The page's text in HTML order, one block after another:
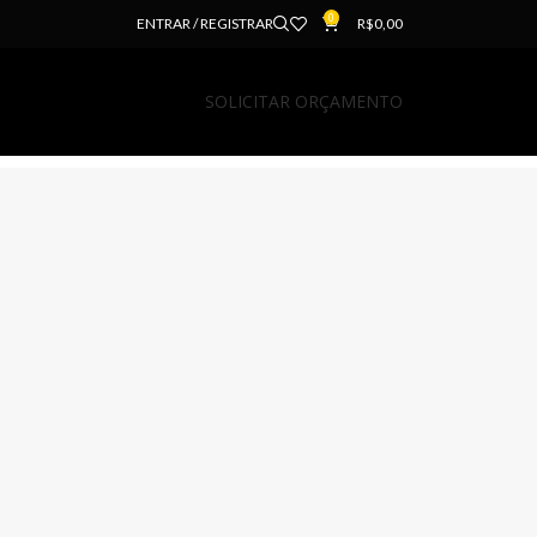
ENTRAR / REGISTRAR 0 R$0,00
SOLICITAR ORÇAMENTO